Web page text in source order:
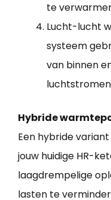
te
Lucht-lucht
systeem
van binnen
Hybride
Een hybride
jouw huidige HR-
laagdrempelige
lasten te